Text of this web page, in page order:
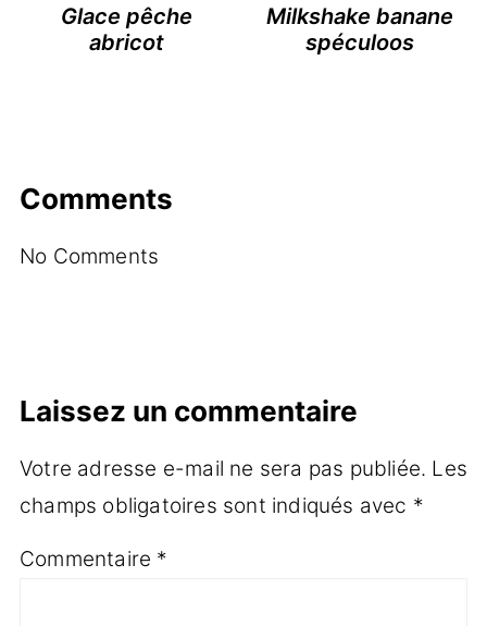
Glace pêche
abricot
Milkshake banane
spéculoos
Comments
No Comments
Laissez un commentaire
Votre adresse e-mail ne sera pas publiée. Les
champs obligatoires sont indiqués avec *
Commentaire *